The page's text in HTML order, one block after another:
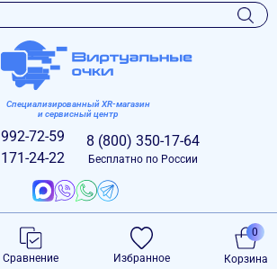
Специализированный XR-магазин
и сервисный центр
992-72-59
171-24-22
8 (800) 350-17-64
Бесплатно по России
Сравнение Избранное Корзина
0